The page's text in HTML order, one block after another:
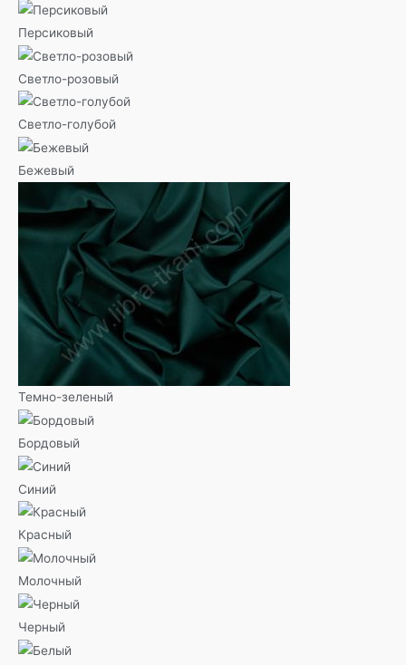
Персиковый
Светло-розовый
Светло-голубой
Бежевый
Темно-зеленый
Бордовый
Синий
Красный
Молочный
Черный